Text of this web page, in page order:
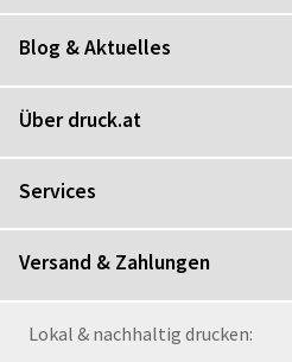
Blog & Aktuelles
Über druck.at
Services
Versand & Zahlungen
Lokal & nachhaltig drucken: